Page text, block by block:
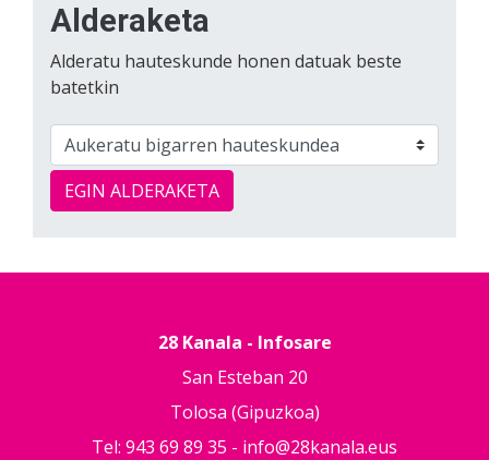
Alderaketa
Alderatu hauteskunde honen datuak beste
batetkin
EGIN ALDERAKETA
28 Kanala - Infosare
San Esteban 20
Tolosa (Gipuzkoa)
Tel: 943 69 89 35 - info@28kanala.eus